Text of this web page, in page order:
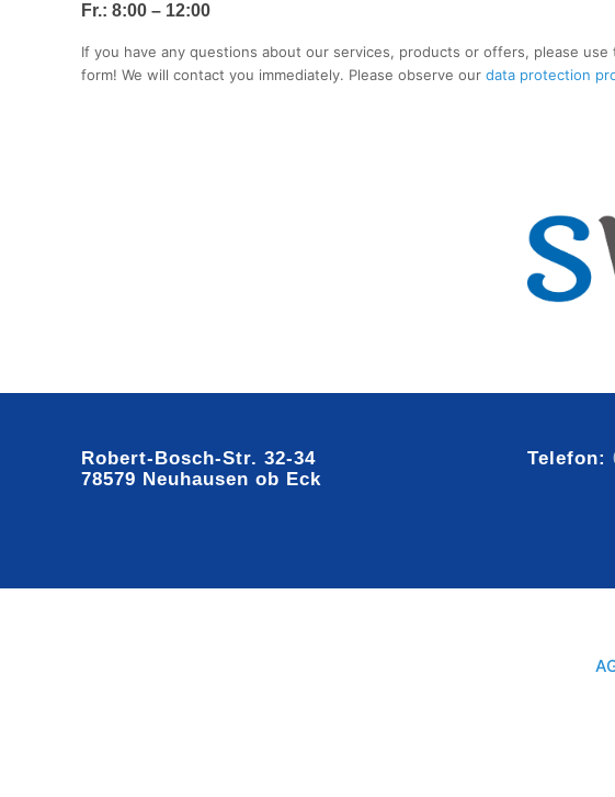
Fr.: 8:00 – 12:00
If you have any questions about our services, products or offers, please use
form! We will contact you immediately. Please observe our data protection
Robert-Bosch-Str. 32-34
78579 Neuhausen ob Eck
Telefon: